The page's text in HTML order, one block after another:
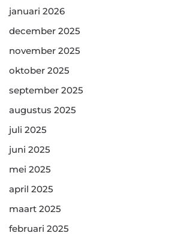
januari 2026
december 2025
november 2025
oktober 2025
september 2025
augustus 2025
juli 2025
juni 2025
mei 2025
april 2025
maart 2025
februari 2025